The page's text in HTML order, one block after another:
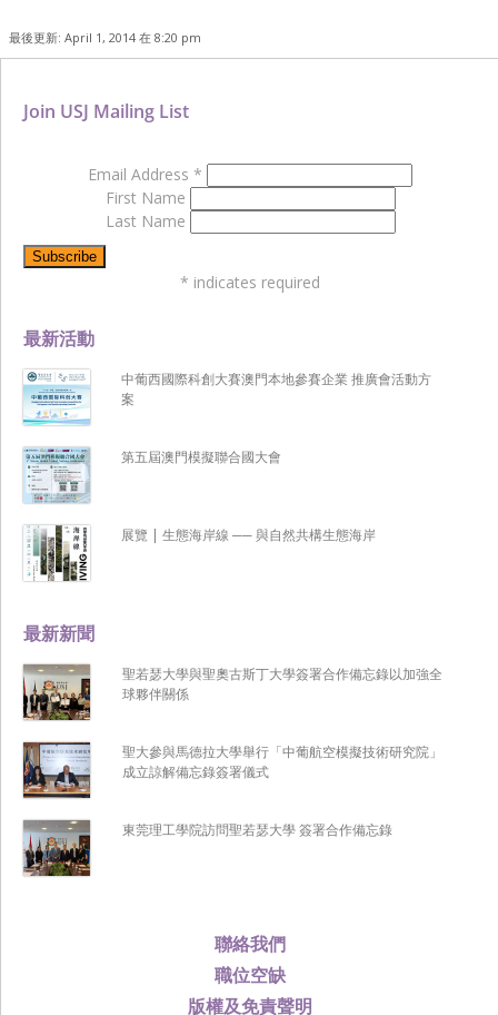
最後更新: April 1, 2014 在 8:20 pm
聯絡我們
職位空缺
版權及免責聲明
最新新聞
聖若瑟大學與聖奧古斯丁大學簽署合作備忘錄以加強全
球夥伴關係
聖大參與馬德拉大學舉行「中葡航空模擬技術研究院」
成立諒解備忘錄簽署儀式
東莞理工學院訪問聖若瑟大學 簽署合作備忘錄
最新活動
中葡西國際科創大賽澳門本地參賽企業 推廣會活動方
案
第五屆澳門模擬聯合國大會
展覽 | 生態海岸線 ── 與自然共構生態海岸
Join USJ Mailing List
Email Address *
First Name
Last Name
* indicates required